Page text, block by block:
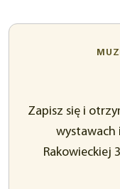
Zapisz się i
wystawach
Rakowieckiej